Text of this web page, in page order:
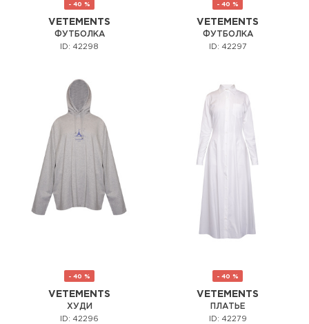
- 40 %
VETEMENTS
ФУТБОЛКА
ID: 42298
- 40 %
VETEMENTS
ФУТБОЛКА
ID: 42297
- 40 %
VETEMENTS
ХУДИ
ID: 42296
- 40 %
VETEMENTS
ПЛАТЬЕ
ID: 42279